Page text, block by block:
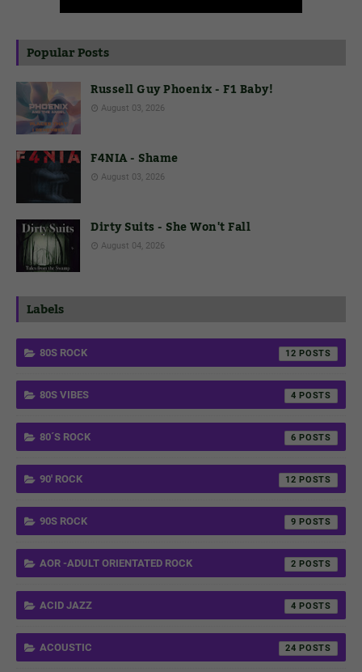
Popular Posts
Russell Guy Phoenix - F1 Baby!
August 03, 2026
F4NIA - Shame
August 03, 2026
Dirty Suits - She Won't Fall
August 04, 2026
Labels
80S ROCK 12
80S VIBES 4
80´S ROCK 6
90' ROCK 12
90S ROCK 9
AOR -ADULT ORIENTATED ROCK 2
ACID JAZZ 4
ACOUSTIC 24